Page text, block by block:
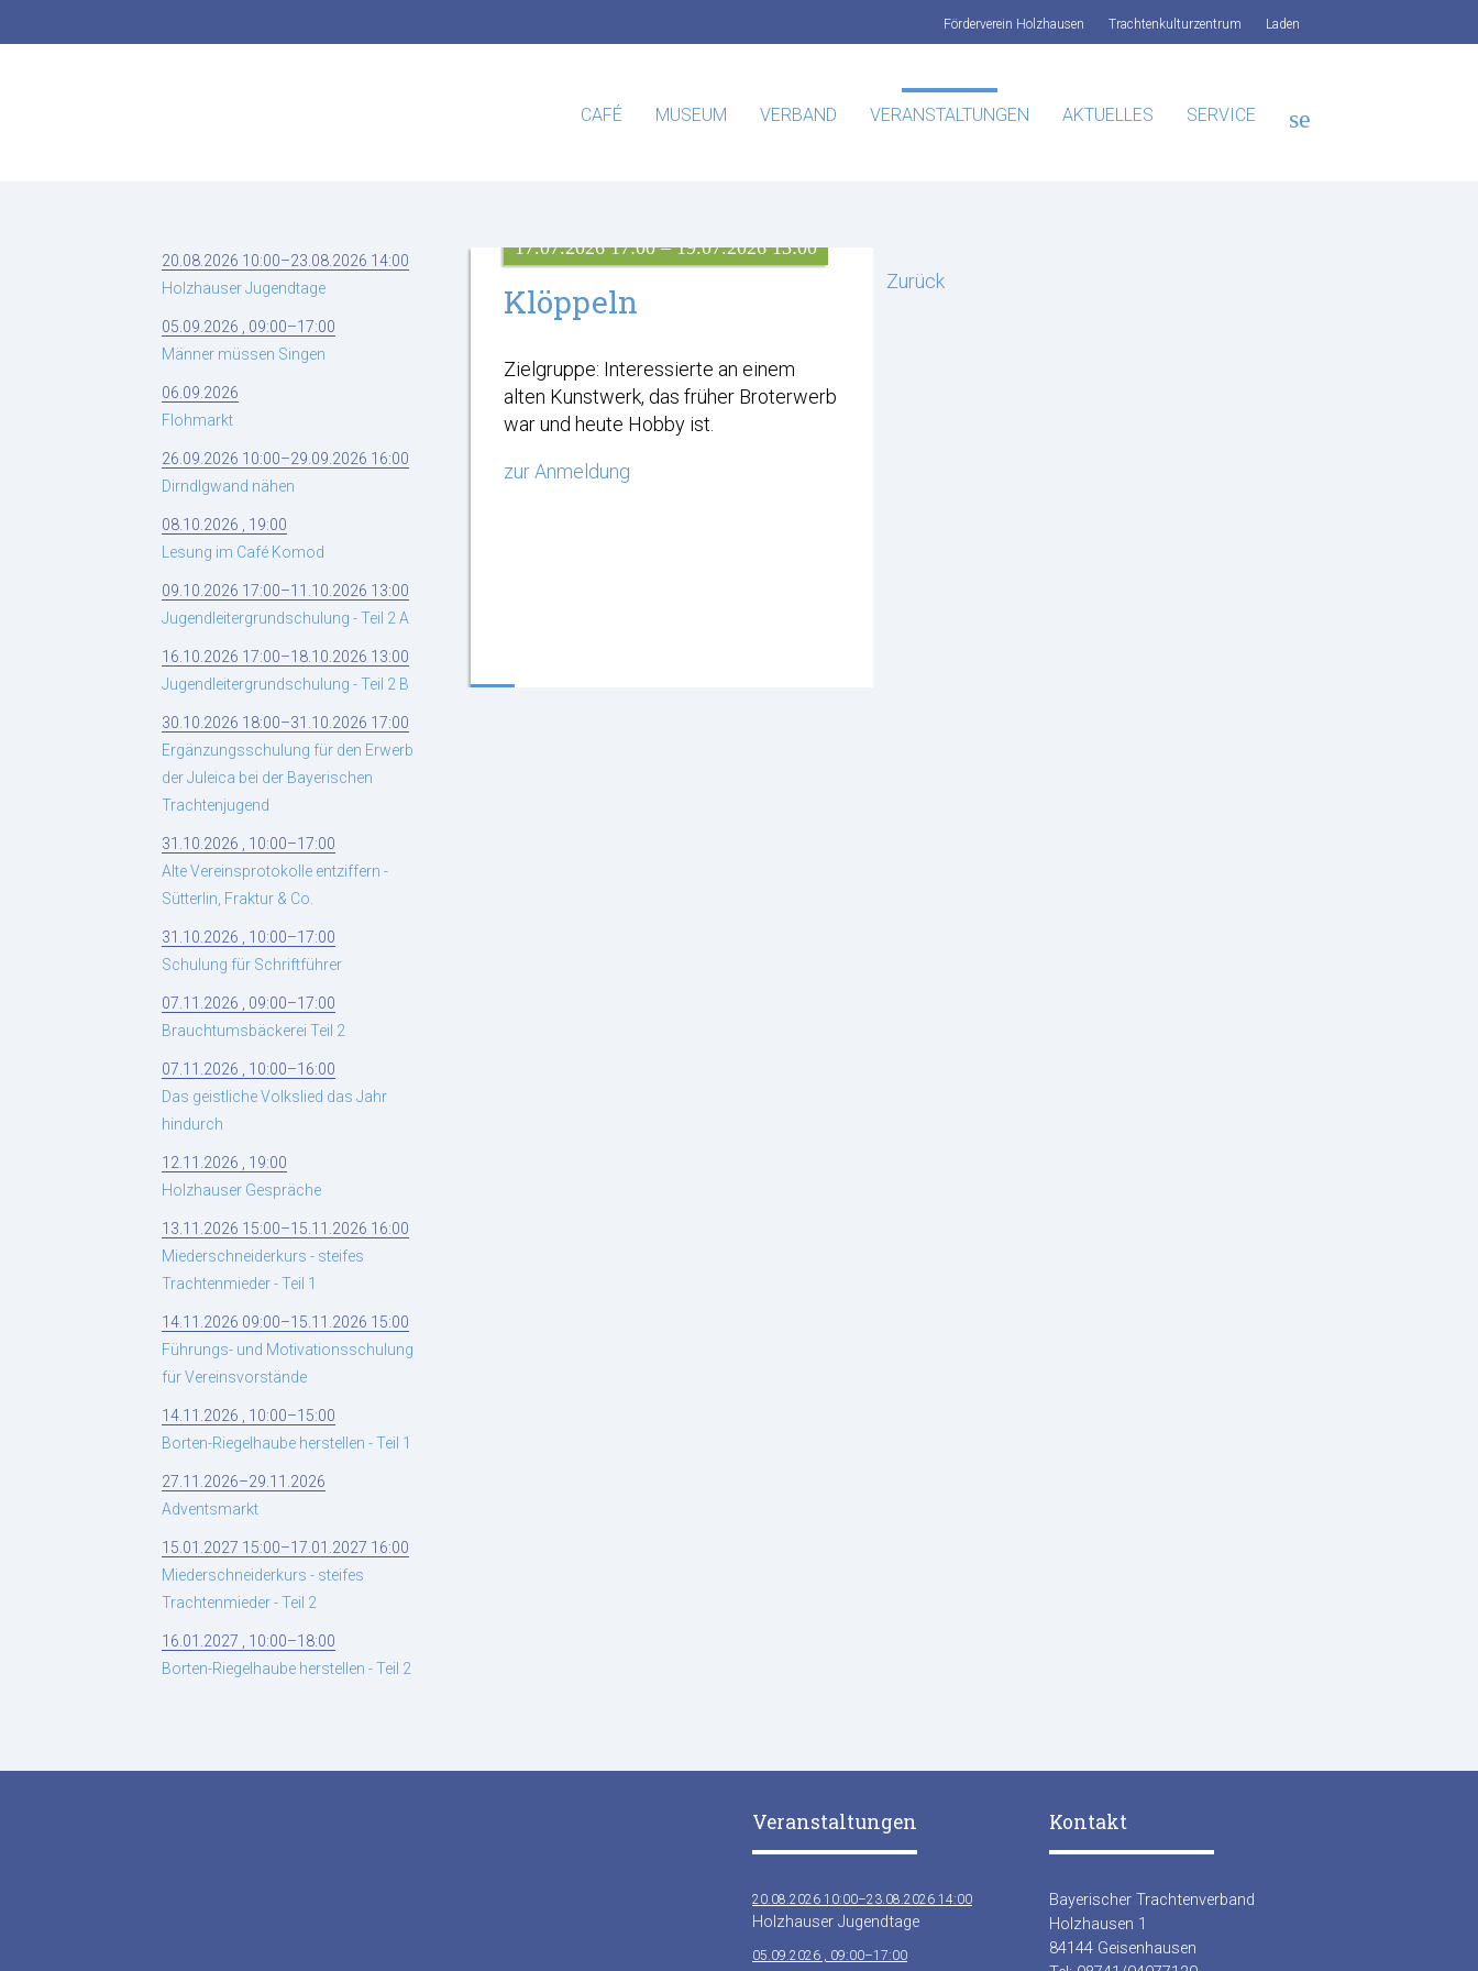
Laden
Trachtenkulturzentrum
Förderverein Holzhausen
CAFÉ MUSEUM VERBAND VERANSTALTUNGEN AKTUELLES SERVICE search
Suchbegriffe
Klöppeln
17.07.2026 17:00 – 19.07.2026 13:00
Zielgruppe: Interessierte an einem
alten Kunstwerk, das früher Broterwerb
war und heute Hobby ist.
zur Anmeldung
Zurück
20.08.2026 10:00–23.08.2026 14:00
Holzhauser Jugendtage
05.09.2026 , 09:00–17:00
Männer müssen Singen
06.09.2026
Flohmarkt
26.09.2026 10:00–29.09.2026 16:00
Dirndlgwand nähen
08.10.2026 , 19:00
Lesung im Café Komod
09.10.2026 17:00–11.10.2026 13:00
Jugendleitergrundschulung - Teil 2 A
16.10.2026 17:00–18.10.2026 13:00
Jugendleitergrundschulung - Teil 2 B
30.10.2026 18:00–31.10.2026 17:00
Ergänzungsschulung für den Erwerb
der Juleica bei der Bayerischen
Trachtenjugend
31.10.2026 , 10:00–17:00
Alte Vereinsprotokolle entziffern -
Sütterlin, Fraktur & Co.
31.10.2026 , 10:00–17:00
Schulung für Schriftführer
07.11.2026 , 09:00–17:00
Brauchtumsbäckerei Teil 2
07.11.2026 , 10:00–16:00
Das geistliche Volkslied das Jahr
hindurch
12.11.2026 , 19:00
Holzhauser Gespräche
13.11.2026 15:00–15.11.2026 16:00
Miederschneiderkurs - steifes
Trachtenmieder - Teil 1
14.11.2026 09:00–15.11.2026 15:00
Führungs- und Motivationsschulung
für Vereinsvorstände
14.11.2026 , 10:00–15:00
Borten-Riegelhaube herstellen - Teil 1
27.11.2026–29.11.2026
Adventsmarkt
15.01.2027 15:00–17.01.2027 16:00
Miederschneiderkurs - steifes
Trachtenmieder - Teil 2
16.01.2027 , 10:00–18:00
Borten-Riegelhaube herstellen - Teil 2
Veranstaltungen
20.08.2026 10:00–23.08.2026 14:00
Holzhauser Jugendtage
05.09.2026 , 09:00–17:00
Kontakt
Bayerischer Trachtenverband
Holzhausen 1
84144 Geisenhausen